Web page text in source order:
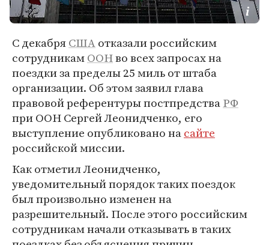
С декабряСШАотказали российским
сотрудникамООНво всех запросах на
поездки за пределы 25 миль от штаба
организации. Об этом заявил глава
правовой референтуры постпредстваРФ
при ООН Сергей Леонидченко, его
выступление опубликовано насайте
российской миссии.
Как отметил Леонидченко,
уведомительный порядок таких поездок
был произвольно изменен на
разрешительный. После этого российским
сотрудникам начали отказывать в таких